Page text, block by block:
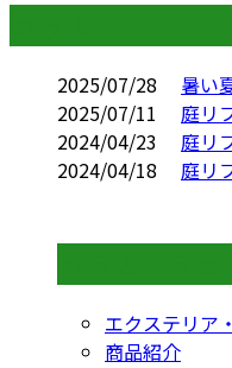
2025/07/28
暑い
2025/07/11
庭リ
2024/04/23
庭リ
2024/04/18
庭リ
エクステリア
商品紹介